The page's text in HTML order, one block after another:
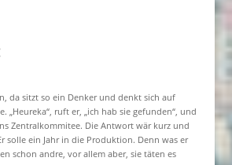
da sitzt so ein Denker und denkt sich auf
„Heureka“, ruft er, „ich hab sie gefunden“, und
Zentralkommitee. Die Antwort wär kurz und
solle ein Jahr in die Produktion. Denn was er
schon andre, vor allem aber, sie täten es